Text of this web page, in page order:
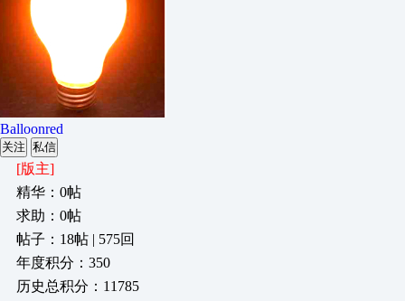
Balloonred
关注 私信
[版主]
精华：0帖
求助：0帖
帖子：18帖 | 575回
年度积分：350
历史总积分：11785